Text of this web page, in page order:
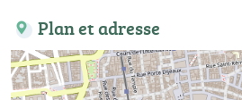
Plan et adresse